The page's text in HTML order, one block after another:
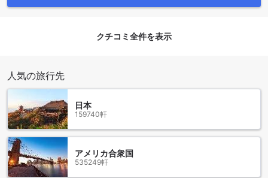
います。さらに、別々のリビングルームがあるお部屋もあ
リゾートは、快適さと便利さを兼ね備えた理想的な宿泊施設
です。
パンダナス パームズ ホテルの魅力的なダイニング体験
パンダナス パームズ ホテルでは、ゲストに多彩なダイニング
オプションを提供しています。まず、ホテル内のカフェで
は、リラックスした雰囲気の中で新鮮なコーヒーや軽食を楽
しむことができます。朝のひとときにぴったりなこのカフェ
クチコミ全件を表示
人気の旅行先
日本
159740軒
アメリカ合衆国
535249軒